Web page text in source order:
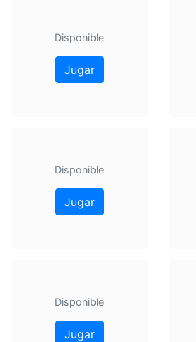
Disponible
Jugar
Disponible
Jugar
Disponible
Jugar